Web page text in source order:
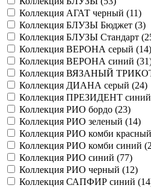
Коллекция АГАТ черный (11)
Коллекция БЛУЗЫ Бюджет (3)
Коллекция БЛУЗЫ Стандарт (
Коллекция ВЕРОНА серый (14)
Коллекция ВЕРОНА синий (31
Коллекция ВЯЗАНЫЙ
Коллекция ДИАНА серый (24)
Коллекция ПРЕЗИДЕНТ
Коллекция РИО бордо (23)
Коллекция РИО зеленый (14)
Коллекция РИО комби
Коллекция РИО комби синий (
Коллекция РИО синий (77)
Коллекция РИО черный (12)
Коллекция САПФИР синий (14